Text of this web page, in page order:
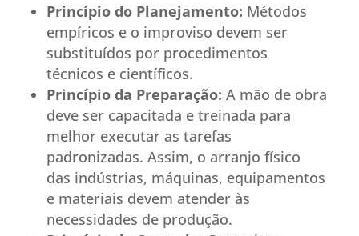
Princípio do Planejamento: Métodos
empíricos e o improviso devem ser
substituídos por procedimentos
técnicos e científicos.
Princípio da Preparação: A mão de obra
deve ser capacitada e treinada para
melhor executar as tarefas
padronizadas. Assim, o arranjo físico
das indústrias, máquinas, equipamentos
e materiais devem atender às
necessidades de produção.